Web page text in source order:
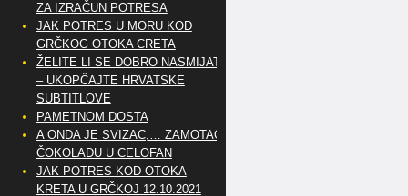
ZA IZRAČUN POTRESA
JAK POTRES U MORU KOD
GRČKOG OTOKA CRETA
ŽELITE LI SE DOBRO NASMIJATI
– UKOPČAJTE HRVATSKE
SUBTITLOVE
PAMETNOM DOSTA
A ONDA JE SVIZAC,… ZAMOTAO
ČOKOLADU U CELOFAN
JAK POTRES KOD OTOKA
KRETA U GRČKOJ 12.10.2021